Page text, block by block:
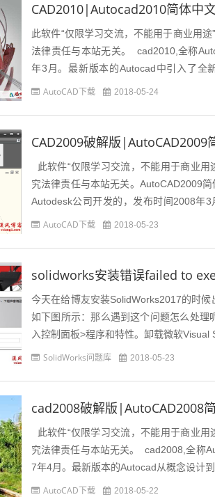
CAD2010|Autocad2010简体中
此软件“仅限学习交流，不能用于商业用
法律责任与本站无关。 cad2010,全称
年3月。最新版本的Autocad中引入了全
图，同...
AutoCAD下载 2018-05-24
CAD2009破解版
此软件“仅限学习交流，不能用于商业
究法律责任与本站无关。AutoCAD2009
Autodesk公司开发的，发布时间2008年
供...AutoCAD下载 2018-05-23
solidworks安装错误failed to
今天在给博友安装SolidWorks2017的时
如下图所示：那么遇到这个问题怎么处
入控制面板>程序和特性。卸载微软Visual
SolidWorks问题库 2018-05-23
cad2008破解版|AutoCAD2008
此软件“仅限学习交流，不能用于商业
究法律责任与本站无关。 cad2008,全称
7年4月。最新版本的Autocad从概念设计
AutoCAD下载 2018-05-22